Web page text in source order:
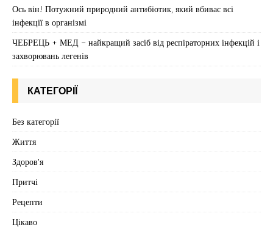
Ось він! Потужний природний антибіотик, який вбиває всі
інфекції в організмі
ЧЕБРЕЦЬ + МЕД – найкращий засіб від респіраторних інфекцій і
захворювань легенів
КАТЕГОРІЇ
Без категорії
Життя
Здоров'я
Притчі
Рецепти
Цікаво